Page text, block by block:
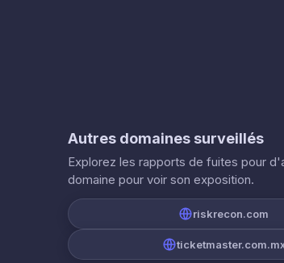
Autres domaines surveillés
Explorez les rapports de fuites pour
domaine pour voir son exposition.
riskrecon.com